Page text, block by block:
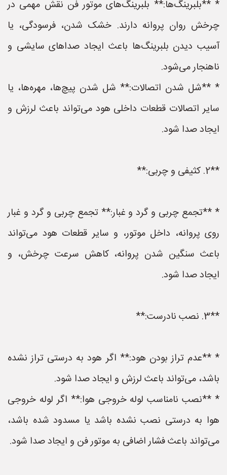
* **بلبرینگ‌ها:** بلبرینگ‌های موتور فن نقش مهمی در
چرخش روان پروانه دارند. خشک شدن، فرسودگی، یا
آسیب دیدن بلبرینگ‌ها باعث ایجاد صداهای سایشی و
ناهنجار می‌شود.
* **شل شدن اتصالات:** شل شدن پیچ‌ها، مهره‌ها، یا
سایر اتصالات قطعات داخلی هود می‌تواند باعث لرزش و
ایجاد صدا شود.
**2. کثیفی و چربی:**
* **تجمع چربی و گرد و غبار:** تجمع چربی و گرد و غبار
روی پروانه، داخل موتور، و سایر قطعات هود می‌تواند
باعث سنگین شدن پروانه، کاهش سرعت چرخش، و
ایجاد صدا شود.
**3. نصب نادرست:**
* **عدم تراز بودن هود:** اگر هود به درستی تراز نشده
باشد، می‌تواند باعث لرزش و ایجاد صدا شود.
* **نصب نامناسب لوله خروجی هوا:** اگر لوله خروجی
هوا به درستی نصب نشده باشد یا مسدود شده باشد،
می‌تواند باعث فشار اضافی به موتور فن و ایجاد صدا شود.